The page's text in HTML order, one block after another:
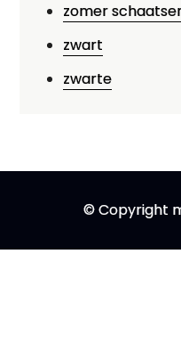
zomer
zwart
zwarte
© Copyright